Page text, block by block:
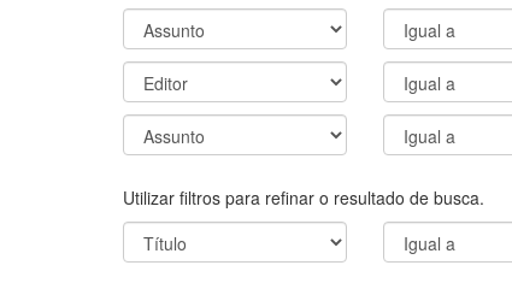
Utilizar filtros para refinar o resultado de busca.